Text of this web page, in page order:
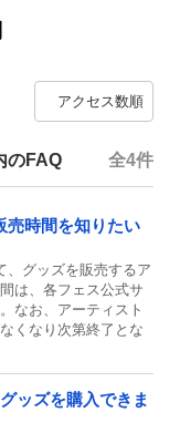
のFAQ 全4件
売時間を知りたい
、グッズを販売するア
は、各フェス公式サ
なお、アーティスト
くなり次第終了とな
ッズを購入できま